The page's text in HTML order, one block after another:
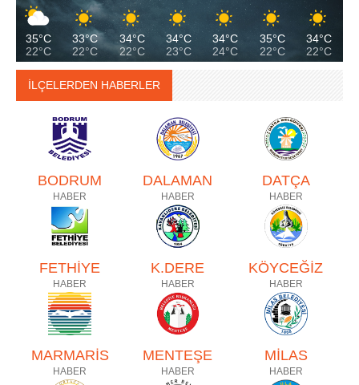
35°C
22°C
33°C
22°C
34°C
22°C
34°C
23°C
34°C
24°C
35°C
22°C
34°C
22°C
İLÇELERDEN HABERLER
BODRUM
HABER
DALAMAN
HABER
DATÇA
HABER
FETHİYE
HABER
K.DERE
HABER
KÖYCEĞİZ
HABER
MARMARİS
HABER
MENTEŞE
HABER
MİLAS
HABER